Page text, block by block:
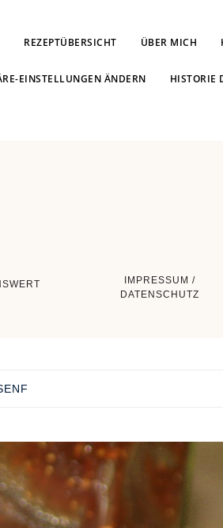
REZEPTÜBERSICHT ÜBER MICH
EINSTELLUNGEN ÄNDERN HISTORIE
IMPRESSUM /
DATENSCHUTZ